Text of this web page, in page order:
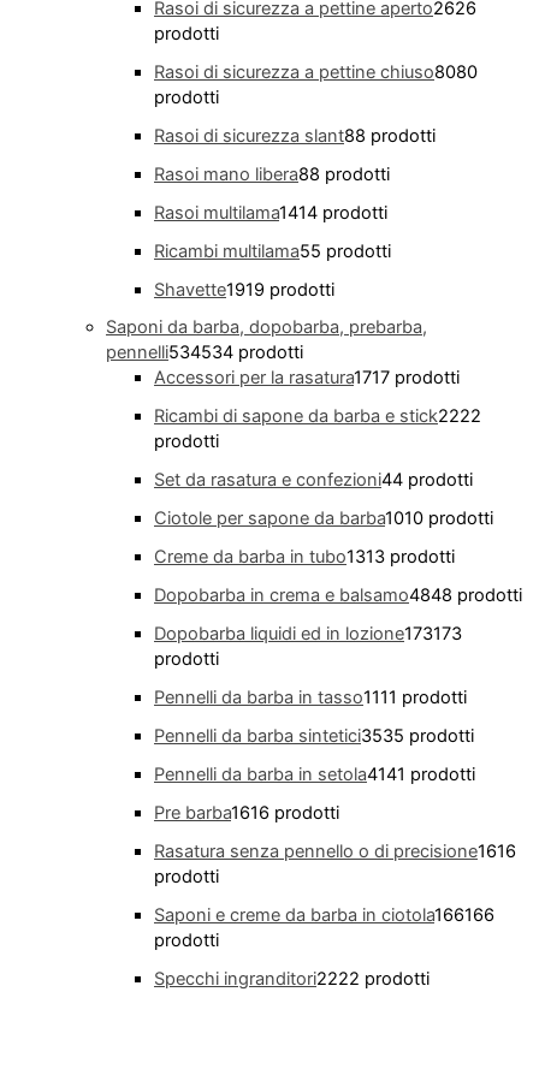
Rasoi di sicurezza a pettine aperto2626
prodotti
Rasoi di sicurezza a pettine chiuso8080
prodotti
Rasoi di sicurezza slant88 prodotti
Rasoi mano libera88 prodotti
Rasoi multilama1414 prodotti
Ricambi multilama55 prodotti
Shavette1919 prodotti
Saponi da barba, dopobarba, prebarba,
pennelli534534 prodotti
Accessori per la rasatura1717 prodotti
Ricambi di sapone da barba e stick2222
prodotti
Set da rasatura e confezioni44 prodotti
Ciotole per sapone da barba1010 prodotti
Creme da barba in tubo1313 prodotti
Dopobarba in crema e balsamo4848 prodotti
Dopobarba liquidi ed in lozione173173
prodotti
Pennelli da barba in tasso1111 prodotti
Pennelli da barba sintetici3535 prodotti
Pennelli da barba in setola4141 prodotti
Pre barba1616 prodotti
Rasatura senza pennello o di precisione1616
prodotti
Saponi e creme da barba in ciotola166166
prodotti
Specchi ingranditori2222 prodotti